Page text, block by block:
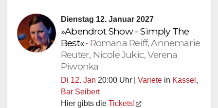
Dienstag 12. Januar 2027
»Abendrot Show - Simply The
Best«• Romana Reiff, Annemarie
Reuter, Nicole Jukic, Verena
Piwonka
Di 12. Jan 20:00 Uhr | Variete in Kassel ,
Bar Seibert
Hier gibts die Tickets!